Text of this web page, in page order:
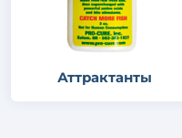
Аттрактанты